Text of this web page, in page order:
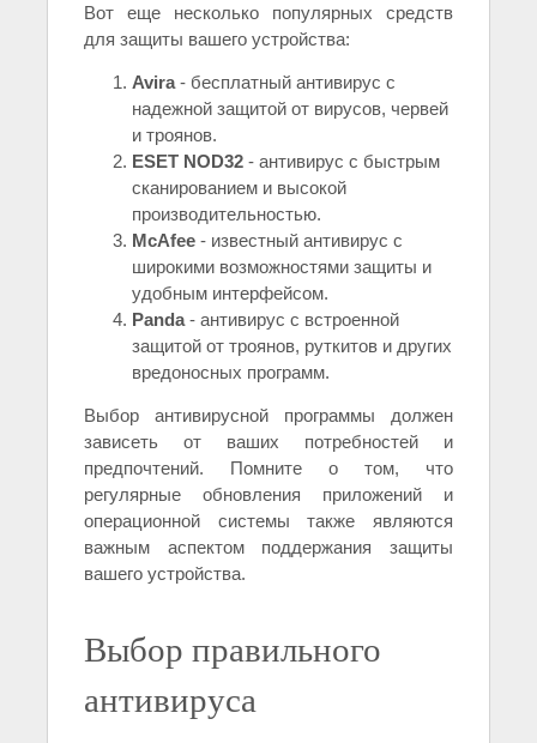
Вот еще несколько популярных средств
для защиты вашего устройства:
Avira- бесплатный антивирус с
надежной защитой от вирусов, червей
и троянов.
ESET NOD32 - антивирус с быстрым
сканированием и высокой
производительностью.
McAfee - известный антивирус с
широкими возможностями защиты и
удобным интерфейсом.
Panda- антивирус с встроенной
защитой от троянов, руткитов и других
вредоносных программ.
Выбор антивирусной программы должен
зависеть от ваших потребностей и
предпочтений. Помните о том, что
регулярные обновления приложений и
операционной системы также являются
важным аспектом поддержания защиты
вашего устройства.
Выбор правильного
антивируса